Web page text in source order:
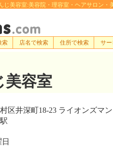
じ美容室:美容院・理容室・ヘアサロン・
索 店名で検索 住所で検索 サ
美容室
区井深町18-23 ライオンズマ